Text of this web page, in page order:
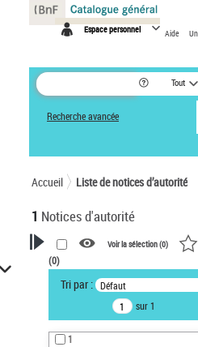
Espace personnel Aide
Tout
Recherche avancée
Accueil Liste de notices d’autorité
1 Notices d'autorité
VOTRE RECHERCHE
Recherche avancée dans les
notices d’autorité
Œuvres liées à l'auteur :
Voir la sélection (0)
(0)
Tri par : Défaut
sur 1
1
Panneau de gestion des cookies